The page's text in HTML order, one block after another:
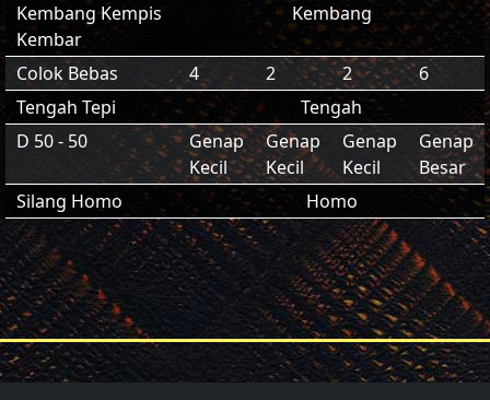
Kembang Kempis
Kembar
Kembang
Colok Bebas 4 2 2
6
Tengah Tepi
Tengah
D 50 - 50
Genap
Kecil
Genap
Kecil
Genap
Kecil
Genap
Besar
Silang Homo
Homo